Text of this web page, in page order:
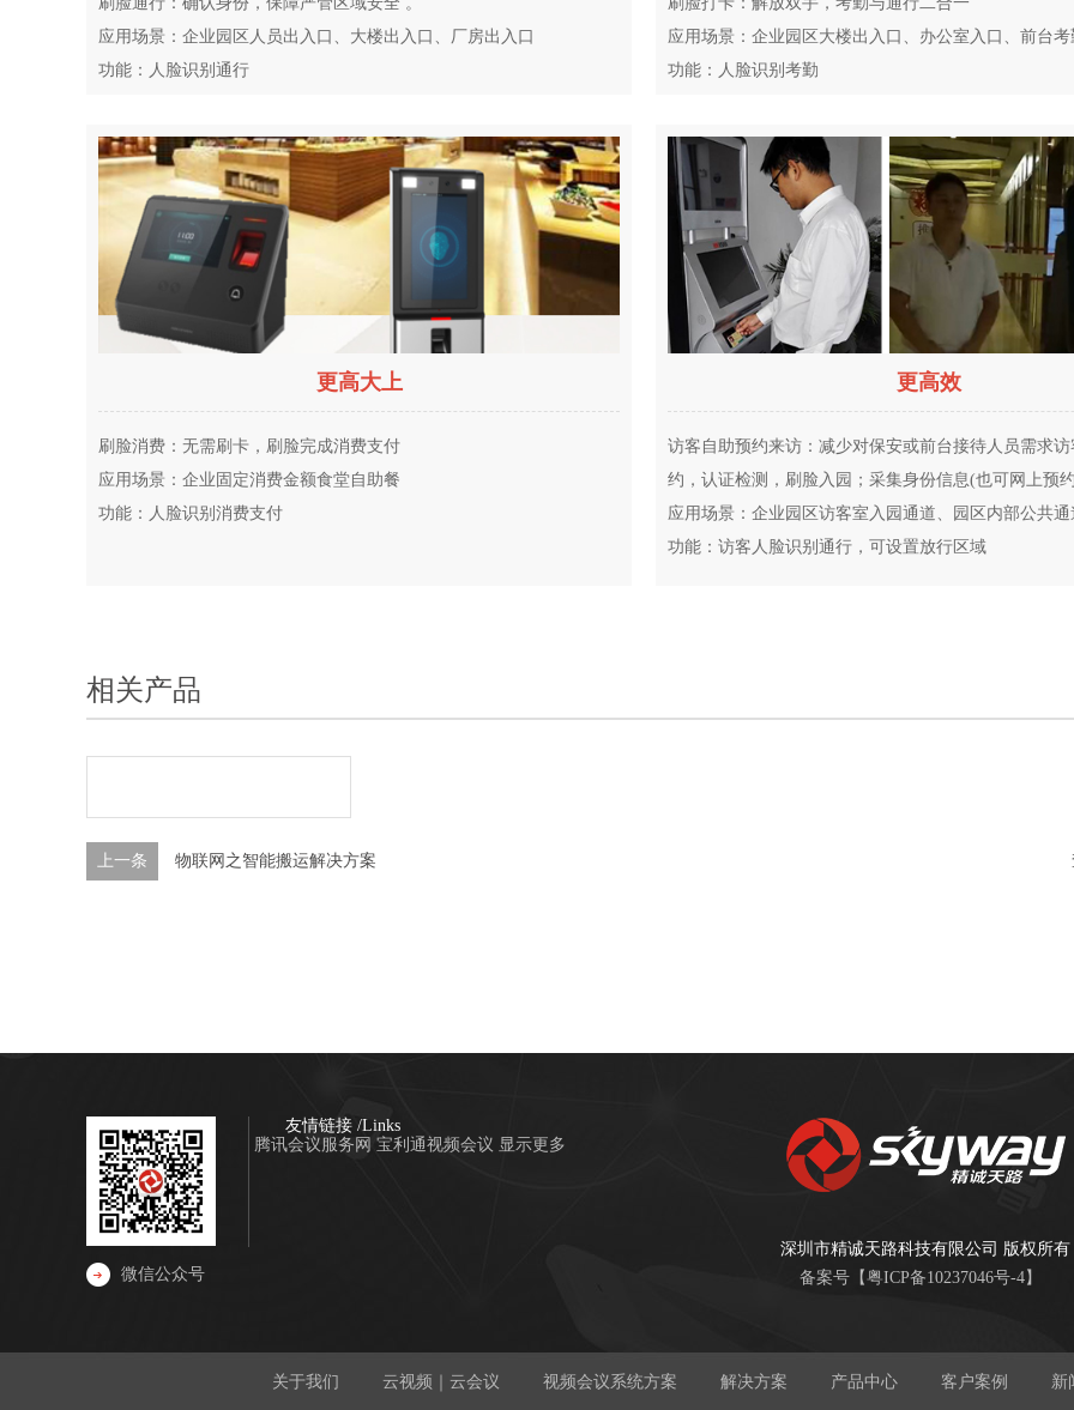
应用场景：企业园区人员出入口、大楼出入口、厂房出入口
功能：人脸识别通行
应用场景：企业园区大楼出入口、办公室入口、前台考
功能：人脸识别考勤
更高大上
刷脸消费：无需刷卡，刷脸完成消费支付
应用场景：企业固定消费金额食堂自助餐
功能：人脸识别消费支付
更高效
访客自助预约来访：减少对保安或前台接待人员需求
约，认证检测，刷脸入园；采集身份信息(也可网上预
应用场景：企业园区访客室入园通道、园区内部公共
功能：访客人脸识别通行，可设置放行区域
相关产品
上一条 物联网之智能搬运解决方案
微信公众号
友情链接 /Links
腾讯会议服务网 宝利通视频会议 显示更多
深圳市精诚天路科技有限公司 版权所有
备案号【 粤ICP备10237046号-4 】
关于我们 云视频｜云会议 视频会议系统方案 解决方案 产品中心 客户案例 新